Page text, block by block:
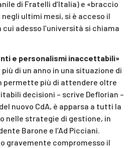
di Fratelli d’Italia) e «braccio
ultimi mesi, si è acceso il
adesso l’università si chiama
e personalismi inaccettabili»
di un anno in una situazione di
permette più di attendere oltre
decisioni – scrive Deflorian –
nuovo CdA, è apparsa a tutti la
nelle strategie di gestione, in
Barone e l’Ad Picciani.
gravemente compromesso il